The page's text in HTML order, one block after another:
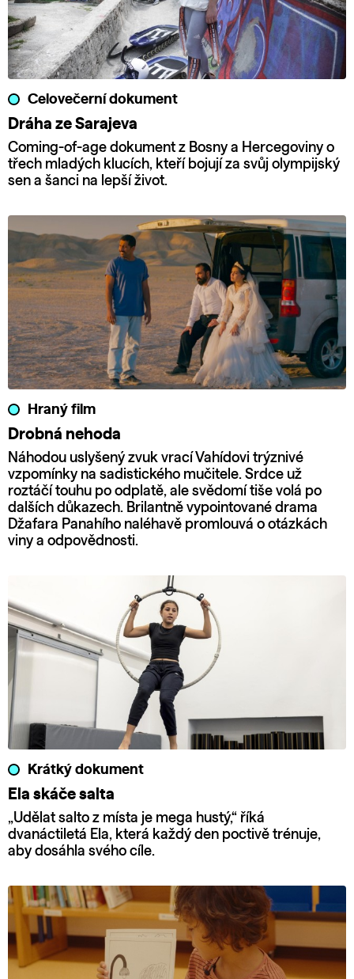
Celovečerní dokument
Dráha ze Sarajeva
Coming-of-age dokument z Bosny a Hercegoviny o
třech mladých klucích, kteří bojují za svůj olympijský
sen a šanci na lepší život.
Hraný film
Drobná nehoda
Náhodou uslyšený zvuk vrací Vahídovi trýznivé
vzpomínky na sadistického mučitele. Srdce už
roztáčí touhu po odplatě, ale svědomí tiše volá po
dalších důkazech. Brilantně vypointované drama
Džafara Panahího naléhavě promlouvá o otázkách
viny a odpovědnosti.
Krátký dokument
Ela skáče salta
„Udělat salto z místa je mega hustý,“ říká
dvanáctiletá Ela, která každý den poctivě trénuje,
aby dosáhla svého cíle.